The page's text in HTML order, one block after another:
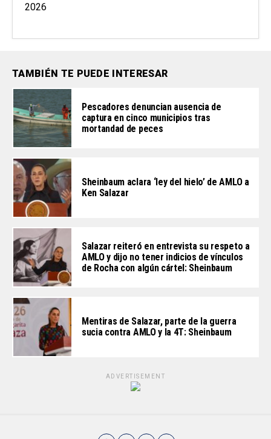
2026
TAMBIÉN TE PUEDE INTERESAR
Pescadores denuncian ausencia de
captura en cinco municipios tras
mortandad de peces
Sheinbaum aclara ‘ley del hielo’ de AMLO a
Ken Salazar
Salazar reiteró en entrevista su respeto a
AMLO y dijo no tener indicios de vínculos
de Rocha con algún cártel: Sheinbaum
Mentiras de Salazar, parte de la guerra
sucia contra AMLO y la 4T: Sheinbaum
ADVERTISEMENT